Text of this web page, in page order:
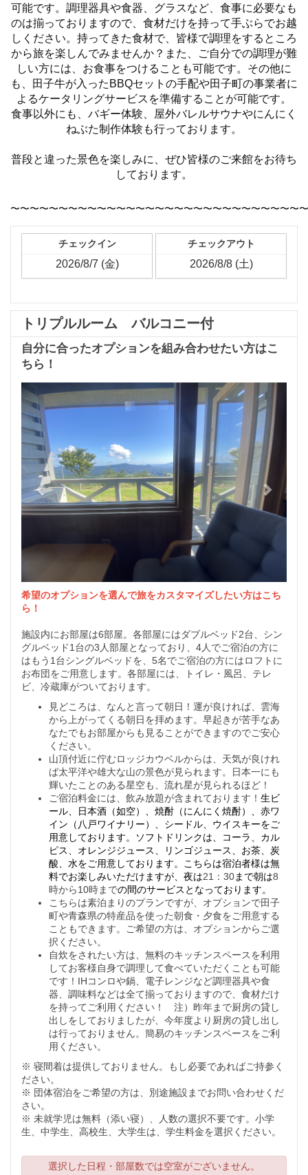
可能です。調理器具や食器、グラスなど、食事に必要なも
のは揃っておりますので、食材だけを持って手ぶらでお越
しください。持ってきた食材で、皆様で調理をするところ
から旅を楽しんでみませんか？また、ご自分での調理が難
しい方には、お食事をつけることも可能です。その他に
も、田子牛が入ったBBQセットの手配や田子町の事業者に
よるケータリングサービスを準備することが可能です。
食事以外にも、バギー体験、屋外バレルサウナやにんにく
ねぶた制作体験も行っております。
普段と違った景色を楽しみに、ぜひ皆様のご来館をお待ち
しております。
〜〜〜〜〜〜〜〜〜〜〜〜〜〜〜〜〜〜〜〜〜〜〜〜〜〜〜〜〜
チェックイン チェックアウト
トリプルルーム バルコニー付
自分に合ったオプションを組み合わせたい方はこ
ちら！
Previous Next
希望のオプションを選んで旅をカスタマイズしたい方はこち
ら！
施設内にお部屋は6部屋。各部屋にはダブルベッド2台、シン
グルベッド1台の3人部屋となっており、4人でご宿泊の方に
はもう1台シングルベッドを、5名でご宿泊の方にはロフトに
お布団をご用意します。各部屋には、トイレ・風呂、テレ
ビ、冷蔵庫がついております。
見どころは、なんと言って朝日！運が良ければ、雲海
から上がってくる朝日を拝めます。早起きが苦手なあ
なたでもお部屋からも見ることができますのでご安心
ください。
山頂付近に佇むロッジカウベルからは、天気が良けれ
ば太平洋や雄大な山の景色が見られます。日本一にも
輝いたことのある星空も、流れ星が見られるほど！
ご宿泊料金には、飲み放題が含まれております！ 生ビ
ール、日本酒（如空）、焼酎（にんにく焼酎）、赤ワ
イン（八戸ワイナリー）、シードル、ウイスキーをご
用意しております。ソフトドリンクは、コーラ、カル
ピス、オレンジジュース、リンゴジュース、お茶、炭
酸、水をご用意しております。こちらは宿泊者様は無
料でお楽しみいただけますが、夜は21：30まで朝は8
時から10時までの間のサービスとなっております。
こちらは素泊まりのプランですが、オプションで田子
町や青森県の特産品を使った朝食・夕食をご用意する
こともできます。ご希望の方は、オプションからご選
択ください。
自炊をされたい方は、無料のキッチンスペースを利用
してお客様自身で調理して食べていただくことも可能
です！IHコンロや鍋、電子レンジなど調理器具や食
器、調味料などは全て揃っておりますので、食材だけ
を持ってご利用ください！ 注）昨年まで厨房の貸し
出しをしておりましたが、今年度より厨房の貸し出し
は行っておりません。簡易のキッチンスペースをご利
用ください。
※ 寝間着は提供しておりません。もし必要であればご持参く
ださい。
※ 団体宿泊をご希望の方は、別途施設までお問い合わせくだ
さい。
※ 未就学児は無料（添い寝）、人数の選択不要です。小学
生、中学生、高校生、大学生は、学生料金を選択ください。
選択した日程・部屋数では空室がございません。